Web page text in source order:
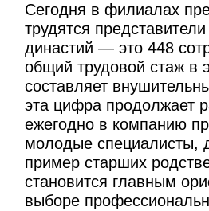
Сегодня в филиалах
трудятся
династий — это 448
общий трудовой стаж в
составляет
эта цифра продолжает
ежегодно в компанию
молодые специалисты,
пример старших
становится главным
выборе